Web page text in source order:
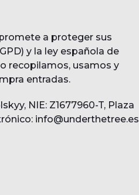
a proteger sus
y la ley española de
recopilamos, usamos y
entradas.
NIE: Z1677960-T, Plaza
info@underthetree.es